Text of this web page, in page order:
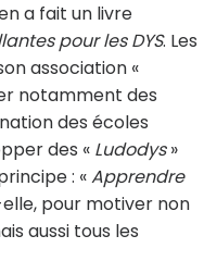
a fait un livre
pour les DYS. Les
association «
notamment des
des écoles
des « Ludodys»
: «Apprendre
pour motiver non
aussi tous les